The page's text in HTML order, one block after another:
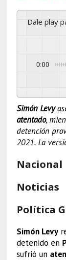
Dale play
0:00
Simón Levy
atentado,
detención
2021. La
Nacional
Noticias
Política
Simón Levy
detenido en
sufrió un